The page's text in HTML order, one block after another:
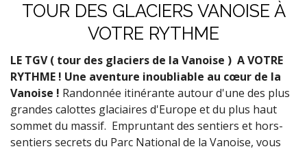
TOUR DES GLACIERS VANOISE À
VOTRE RYTHME
LE TGV ( tour des glaciers de la Vanoise ) A VOTRE
RYTHME ! Une aventure inoubliable au cœur de la
Vanoise ! Randonnée itinérante autour d'une des plus
grandes calottes glaciaires d'Europe et du plus haut
sommet du massif. Empruntant des sentiers et hors-
sentiers secrets du Parc National de la Vanoise, vous